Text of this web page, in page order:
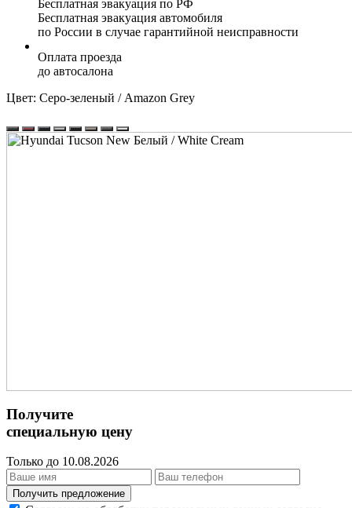
Бесплатная эвакуация по РФ
Бесплатная эвакуация автомобиля
по России в случае гарантийной неисправности
Оплата проезда
до автосалона
Цвет: Серо-зеленый / Amazon Grey
Получите
специальную цену
Только до 10.08.2026
Получить предложение